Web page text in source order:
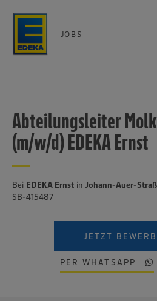
JOBS
Abteilungsleiter
(m/w/d) EDEKA Ernst
Bei EDEKA Ernst in Johann-Auer-
SB-415487
JETZT
PER WHATSAPP